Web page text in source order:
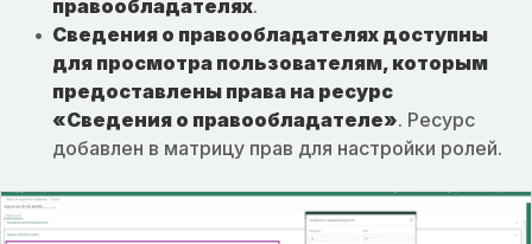
правообладателях.
Сведения о правообладателях доступны
для просмотра пользователям, которым
предоставлены права на ресурс
«Сведения о правообладателе». Ресурс
добавлен в матрицу прав для настройки ролей.